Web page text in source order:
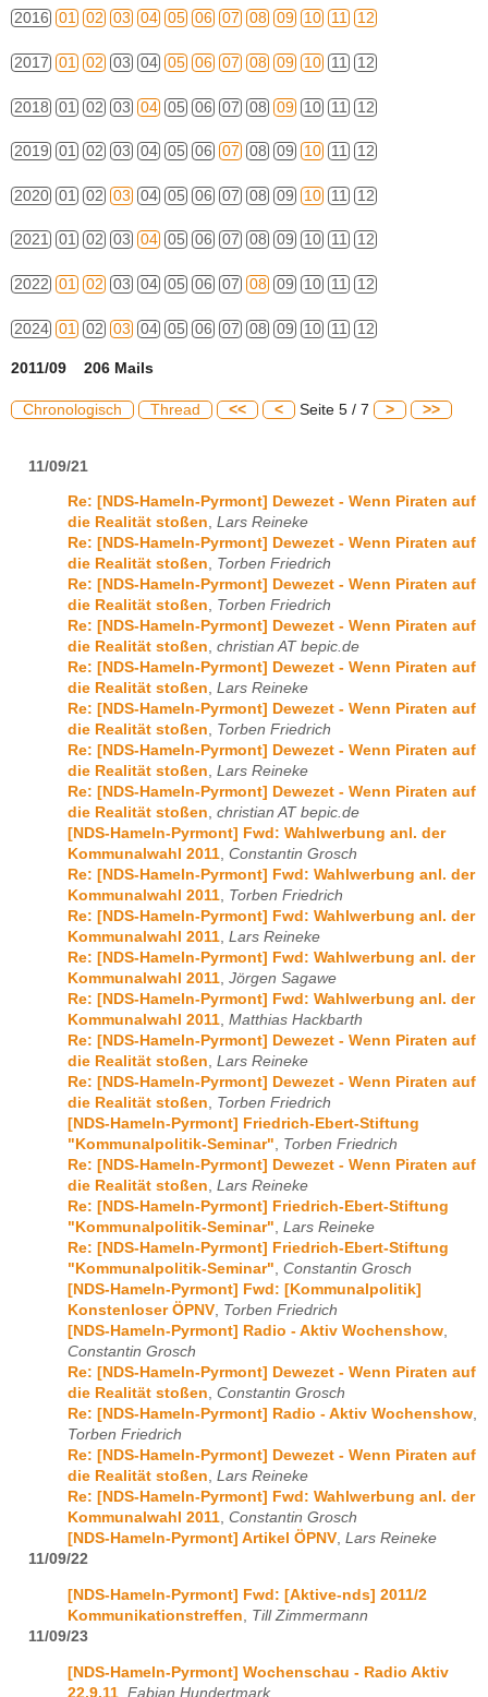
2016 01 02 03 04 05 06 07 08 09 10 11 12
2017 01 02 03 04 05 06 07 08 09 10 11 12
2018 01 02 03 04 05 06 07 08 09 10 11 12
2019 01 02 03 04 05 06 07 08 09 10 11 12
2020 01 02 03 04 05 06 07 08 09 10 11 12
2021 01 02 03 04 05 06 07 08 09 10 11 12
2022 01 02 03 04 05 06 07 08 09 10 11 12
2024 01 02 03 04 05 06 07 08 09 10 11 12
2011/09 206 Mails
Chronologisch Thread << < Seite 5 / 7 > >>
11/09/21
Re: [NDS-Hameln-Pyrmont] Dewezet - Wenn Piraten auf
die Realität stoßen, Lars Reineke
Re: [NDS-Hameln-Pyrmont] Dewezet - Wenn Piraten auf
die Realität stoßen, Torben Friedrich
Re: [NDS-Hameln-Pyrmont] Dewezet - Wenn Piraten auf
die Realität stoßen, Torben Friedrich
Re: [NDS-Hameln-Pyrmont] Dewezet - Wenn Piraten auf
die Realität stoßen, christian AT bepic.de
Re: [NDS-Hameln-Pyrmont] Dewezet - Wenn Piraten auf
die Realität stoßen, Lars Reineke
Re: [NDS-Hameln-Pyrmont] Dewezet - Wenn Piraten auf
die Realität stoßen, Torben Friedrich
Re: [NDS-Hameln-Pyrmont] Dewezet - Wenn Piraten auf
die Realität stoßen, Lars Reineke
Re: [NDS-Hameln-Pyrmont] Dewezet - Wenn Piraten auf
die Realität stoßen, christian AT bepic.de
[NDS-Hameln-Pyrmont] Fwd: Wahlwerbung anl. der
Kommunalwahl 2011, Constantin Grosch
Re: [NDS-Hameln-Pyrmont] Fwd: Wahlwerbung anl. der
Kommunalwahl 2011, Torben Friedrich
Re: [NDS-Hameln-Pyrmont] Fwd: Wahlwerbung anl. der
Kommunalwahl 2011, Lars Reineke
Re: [NDS-Hameln-Pyrmont] Fwd: Wahlwerbung anl. der
Kommunalwahl 2011, Jörgen Sagawe
Re: [NDS-Hameln-Pyrmont] Fwd: Wahlwerbung anl. der
Kommunalwahl 2011, Matthias Hackbarth
Re: [NDS-Hameln-Pyrmont] Dewezet - Wenn Piraten auf
die Realität stoßen, Lars Reineke
Re: [NDS-Hameln-Pyrmont] Dewezet - Wenn Piraten auf
die Realität stoßen, Torben Friedrich
[NDS-Hameln-Pyrmont] Friedrich-Ebert-Stiftung
"Kommunalpolitik-Seminar", Torben Friedrich
Re: [NDS-Hameln-Pyrmont] Dewezet - Wenn Piraten auf
die Realität stoßen, Lars Reineke
Re: [NDS-Hameln-Pyrmont] Friedrich-Ebert-Stiftung
"Kommunalpolitik-Seminar", Lars Reineke
Re: [NDS-Hameln-Pyrmont] Friedrich-Ebert-Stiftung
"Kommunalpolitik-Seminar", Constantin Grosch
[NDS-Hameln-Pyrmont] Fwd: [Kommunalpolitik]
Konstenloser ÖPNV, Torben Friedrich
[NDS-Hameln-Pyrmont] Radio - Aktiv Wochenshow,
Constantin Grosch
Re: [NDS-Hameln-Pyrmont] Dewezet - Wenn Piraten auf
die Realität stoßen, Constantin Grosch
Re: [NDS-Hameln-Pyrmont] Radio - Aktiv Wochenshow,
Torben Friedrich
Re: [NDS-Hameln-Pyrmont] Dewezet - Wenn Piraten auf
die Realität stoßen, Lars Reineke
Re: [NDS-Hameln-Pyrmont] Fwd: Wahlwerbung anl. der
Kommunalwahl 2011, Constantin Grosch
[NDS-Hameln-Pyrmont] Artikel ÖPNV, Lars Reineke
11/09/22
[NDS-Hameln-Pyrmont] Fwd: [Aktive-nds] 2011/2
Kommunikationstreffen
Till Zimmermann
11/09/23
[NDS-Hameln-Pyrmont] Wochenschau - Radio Aktiv
22.9.11 Fabian Hundertmark